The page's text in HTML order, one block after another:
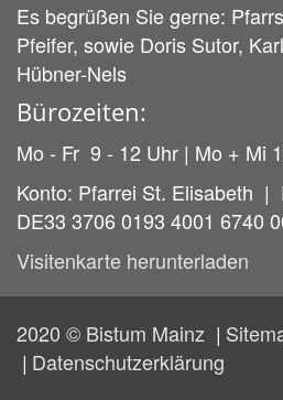
Es begrüßen Sie gerne:
Pfeifer, sowie Doris Sutor,
Hübner-Nels
Bürozeiten:
Mo - Fr 9 - 12 Uhr | Mo + Mi
Konto: Pfarrei St. Elisabeth
DE33 3706 0193 4001 6740
Visitenkarte herunterladen
2020 © Bistum Mainz
Datenschutzerklärung